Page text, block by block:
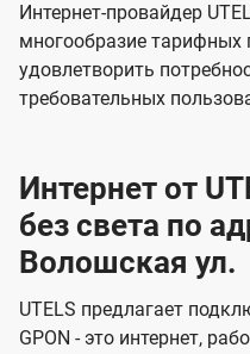
Интернет-провайдер
многообразие тарифных
удовлетворить
требовательных
Интернет от
без света по
Волошская ул.
UTELS предлагает
GPON - это интернет,